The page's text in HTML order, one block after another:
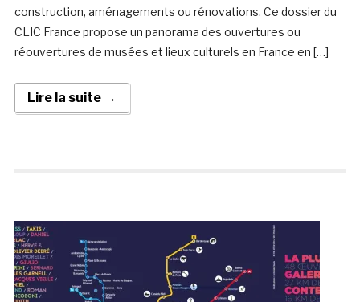
construction, aménagements ou rénovations. Ce dossier du
CLIC France propose un panorama des ouvertures ou
réouvertures de musées et lieux culturels en France en […]
Lire la suite →